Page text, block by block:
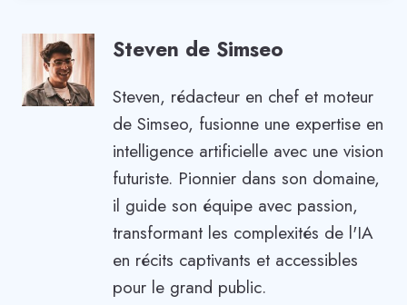
Steven de Simseo
Steven, rédacteur en chef et moteur
de Simseo, fusionne une expertise en
intelligence artificielle avec une vision
futuriste. Pionnier dans son domaine,
il guide son équipe avec passion,
transformant les complexités de l'IA
en récits captivants et accessibles
pour le grand public.